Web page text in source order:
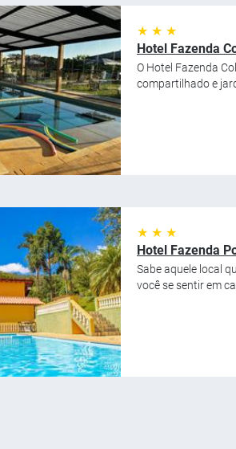
★ ★ ★
Hotel Fazenda
O Hotel Fazenda
compartilhado e
★ ★ ★
Hotel Fazenda
Sabe aquele local
você se sentir em